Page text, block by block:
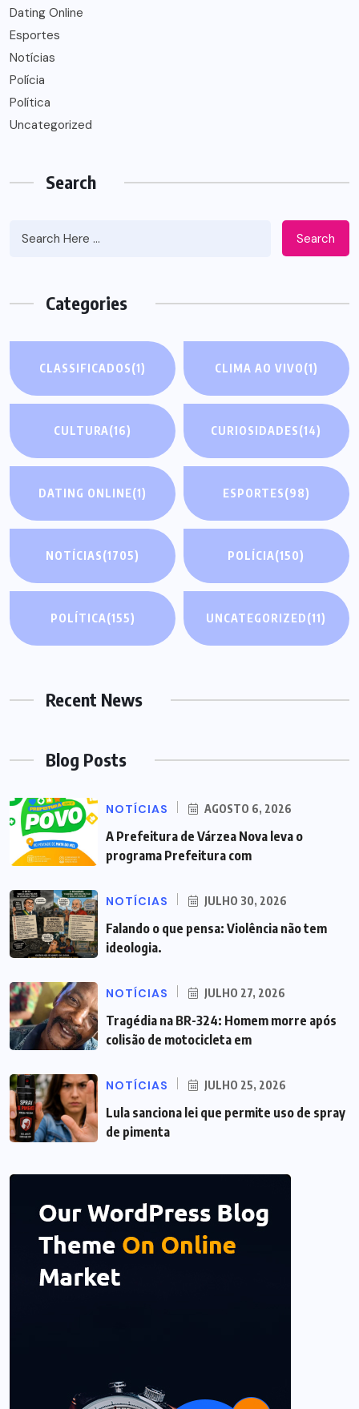
Dating Online
Esportes
Notícias
Polícia
Política
Uncategorized
Search
Search
Categories
CLASSIFICADOS(1) CLIMA AO VIVO(1)
CULTURA(16) CURIOSIDADES(14)
DATING ONLINE(1) ESPORTES(98)
NOTÍCIAS(1705) POLÍCIA(150)
POLÍTICA(155) UNCATEGORIZED(11)
Recent News
Blog Posts
NOTÍCIAS AGOSTO 6, 2026
A Prefeitura de Várzea Nova leva o
programa Prefeitura com
NOTÍCIAS JULHO 30, 2026
Falando o que pensa: Violência não tem
ideologia.
NOTÍCIAS JULHO 27, 2026
Tragédia na BR-324: Homem morre após
colisão de motocicleta em
NOTÍCIAS JULHO 25, 2026
Lula sanciona lei que permite uso de spray
de pimenta